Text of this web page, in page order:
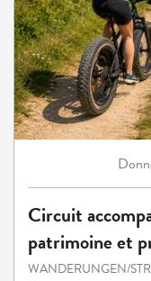
Circuit
patrimoine et
WANDERUNGEN/